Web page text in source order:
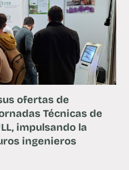
ofertas de
Técnicas de
impulsando la
ingenieros